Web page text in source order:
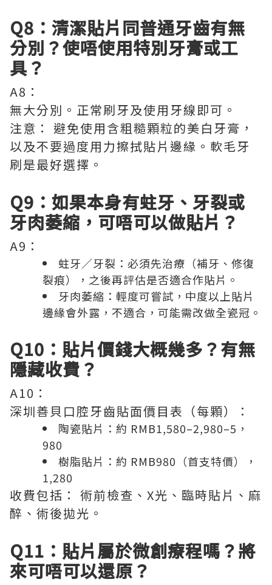
Q8：清潔貼片同普通牙齒有無
分別？使唔使用特別牙膏或工
具？
A8：
無大分別。正常刷牙及使用牙線即可。
注意： 避免使用含粗糙顆粒的美白牙膏，
以及不要過度用力擦拭貼片邊緣。軟毛牙
刷是最好選擇。
Q9：如果本身有蛀牙、牙裂或
牙肉萎縮，可唔可以做貼片？
A9：
蛀牙／牙裂：必須先治療（補牙、修復
裂痕），之後再評估是否適合作貼片。
牙肉萎縮：輕度可嘗試，中度以上貼片
邊緣會外露，不適合，可能需改做全瓷冠。
Q10：貼片價錢大概幾多？有無
隱藏收費？
A10：
深圳善貝口腔牙齒貼面價目表（每顆）：
陶瓷貼片：約 RMB1,580–2,980–5，
980
樹脂貼片：約 RMB980（首支特價），
1,280
收費包括： 術前檢查、X光、臨時貼片、麻
醉、術後拋光。
Q11：貼片屬於微創療程嗎？將
來可唔可以還原？